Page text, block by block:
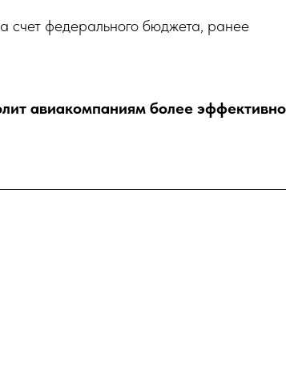
счет федерального бюджета, ранее
авиакомпаниям более эффективно